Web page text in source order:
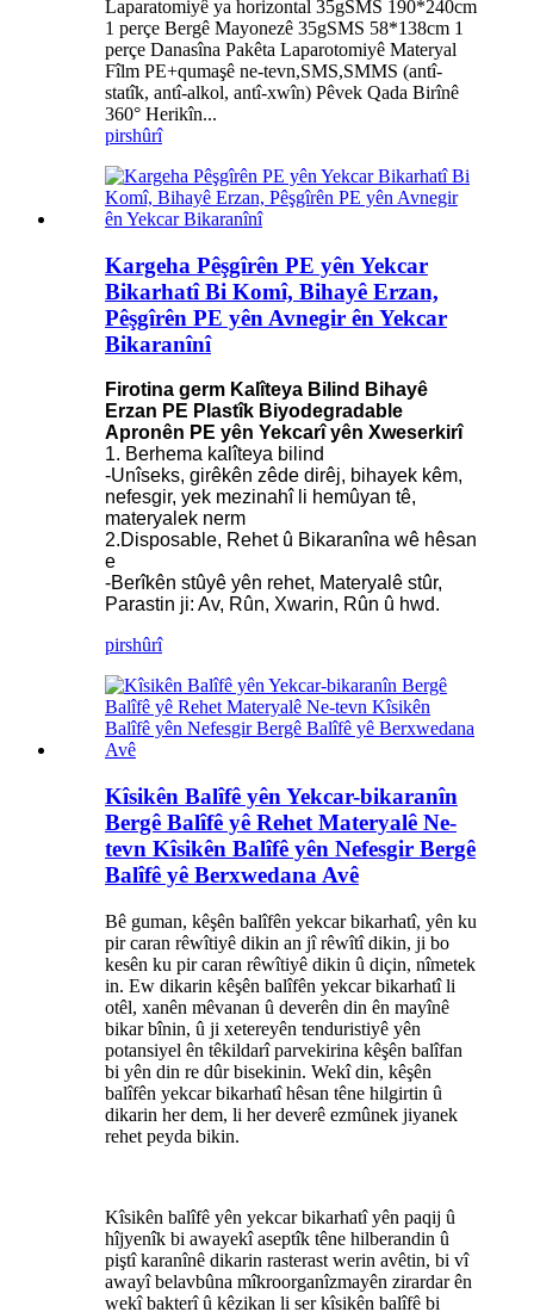
Laparatomiyê ya horizontal 35gSMS 190*240cm
1 perçe Bergê Mayonezê 35gSMS 58*138cm 1
perçe Danasîna Pakêta Laparotomiyê Materyal
Fîlm PE+qumaşê ne-tevn,SMS,SMMS (antî-
statîk, antî-alkol, antî-xwîn) Pêvek Qada Birînê
360° Herikîn...
pirshûrî
Kargeha Pêşgîrên PE yên Yekcar
Bikarhatî Bi Komî, Bihayê Erzan,
Pêşgîrên PE yên Avnegir ên Yekcar
Bikaranînî
Firotina germ Kalîteya Bilind Bihayê
Erzan PE Plastîk Biyodegradable
Apronên PE yên Yekcarî yên Xweserkirî
1. Berhema kalîteya bilind
-Unîseks, girêkên zêde dirêj, bihayek kêm,
nefesgir, yek mezinahî li hemûyan tê,
materyalek nerm
2.Disposable, Rehet û Bikaranîna wê hêsan
e
-Berîkên stûyê yên rehet, Materyalê stûr,
Parastin ji: Av, Rûn, Xwarin, Rûn û hwd.
pirshûrî
Kîsikên Balîfê yên Yekcar-bikaranîn
Bergê Balîfê yê Rehet Materyalê Ne-
tevn Kîsikên Balîfê yên Nefesgir Bergê
Balîfê yê Berxwedana Avê
Bê guman, kêşên balîfên yekcar bikarhatî, yên ku
pir caran rêwîtiyê dikin an jî rêwîtî dikin, ji bo
kesên ku pir caran rêwîtiyê dikin û diçin, nîmetek
in. Ew dikarin kêşên balîfên yekcar bikarhatî li
otêl, xanên mêvanan û deverên din ên mayînê
bikar bînin, û ji xetereyên tenduristiyê yên
potansiyel ên têkildarî parvekirina kêşên balîfan
bi yên din re dûr bisekinin. Wekî din, kêşên
balîfên yekcar bikarhatî hêsan têne hilgirtin û
dikarin her dem, li her deverê ezmûnek jiyanek
rehet peyda bikin.
Kîsikên balîfê yên yekcar bikarhatî yên paqij û
hîjyenîk bi awayekî aseptîk têne hilberandin û
piştî karanînê dikarin rasterast werin avêtin, bi vî
awayî belavbûna mîkroorganîzmayên zirardar ên
wekî bakterî û kêzikan li ser kîsikên balîfê bi